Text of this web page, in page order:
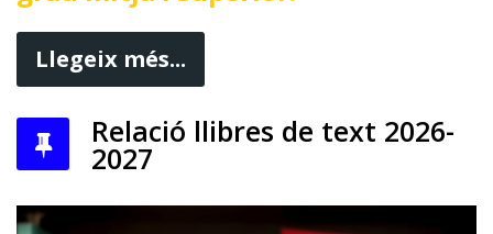
Llegeix més...
Relació llibres de text 2026-
2027